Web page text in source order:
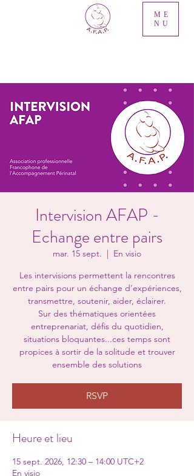
ME
NU
Intervision AFAP -
Echange entre pairs
mar. 15 sept.
  |
En visio
Les intervisions permettent la rencontres
entre pairs pour un échange d’expériences,
transmettre, soutenir, aider, éclairer.
Sur des thématiques orientées
entreprenariat, défis du quotidien,
situations bloquantes...ces temps sont
propices à sortir de la solitude et trouver
ensemble des solutions
RSVP
Heure et lieu
15 sept. 2026, 12:30 – 14:00 UTC+2
En visio